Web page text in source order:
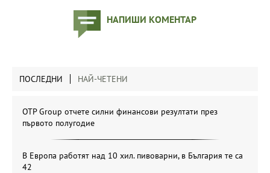
НАПИШИ КОМЕНТАР
ПОСЛЕДНИ НАЙ-ЧЕТЕНИ
OTP Group отчете силни финансови резултати през
първото полугодие
В Европа работят над 10 хил. пивоварни, в България те са
42